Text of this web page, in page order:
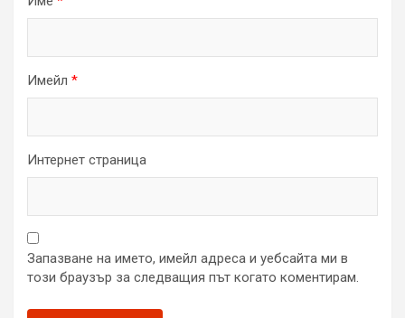
Имейл *
Интернет страница
Запазване на името, имейл адреса и уебсайта ми в
този браузър за следващия път когато коментирам.